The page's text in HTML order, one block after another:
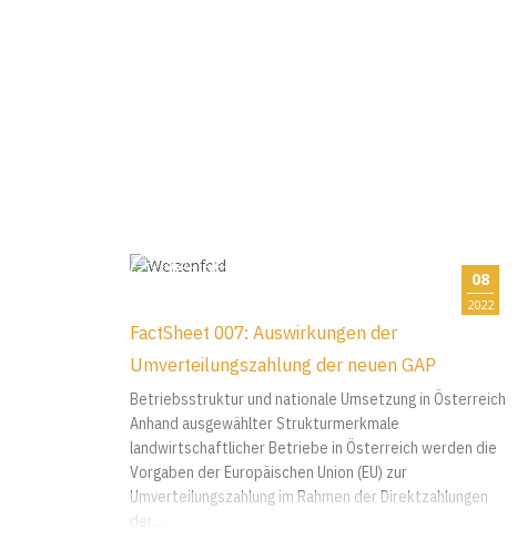
08
2022
FactSheet 007: Auswirkungen der
Umverteilungszahlung der neuen GAP
Betriebsstruktur und nationale Umsetzung in Österreich
Anhand ausgewählter Strukturmerkmale
landwirtschaftlicher Betriebe in Österreich werden die
Vorgaben der Europäischen Union (EU) zur
Umverteilungszahlung im Rahmen der Direktzahlungen
der...